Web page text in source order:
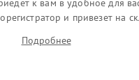
к вам в удобное для
и привезет на
Подробнее